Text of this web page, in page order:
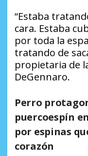
“Estaba
cara. Estaba
por toda la
tratando de
propietaria de
DeGennaro.
Perro
puercoespín
por espinas
corazón